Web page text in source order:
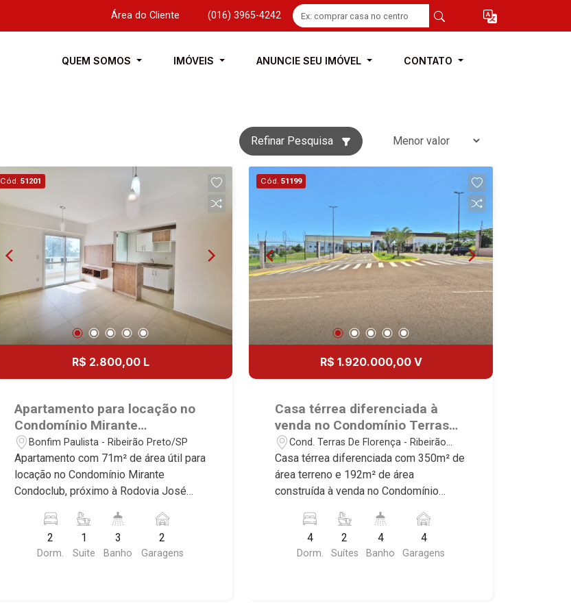
Área do Cliente (016) 3965-4242
QUEM SOMOS IMÓVEIS ANUNCIE SEU IMÓVEL CONTATO
Refinar Pesquisa
Cód. 51201
R$ 2.800,00 L
Apartamento para locação no
Condomínio Mirante
Condoclub, próximo à Rodovia
José Fregonezi - Ribeirão
Preto/SP.
Bonfim Paulista - Ribeirão Preto/SP
Apartamento com 71m² de área útil para
locação no Condomínio Mirante
Condoclub, próximo à Rodovia José
Ribeirão Preto/SP. Conheça as
características deste imóvel que a
Martinelli Imobiliária selecionou para
2
Dorm.
1
Suite
3
Banho
2
Garagens
Cód. 51199
R$ 1.920.000,00 V
Casa térrea diferenciada à
venda no Condomínio Terras
de Florença, próximo ao
Shopping Iguatemi - Ribeirão
Preto/SP.
Cond. Terras De Florença - Ribeirão
Preto/SP
Casa térrea diferenciada com 350m² de
área terreno e 192m² de área
construída à venda no Condomínio
Shopping Iguatemi - Bairro Cond. Terras
De Florença, Ribeirão Preto/SP.
Conheça as características deste
4
Dorm.
2
Suítes
4
Banho
4
Garagens